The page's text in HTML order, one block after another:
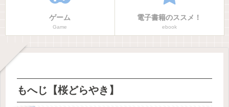
ゲーム
Game
電子書籍のススメ！
ebook
もへじ【桜どらやき】